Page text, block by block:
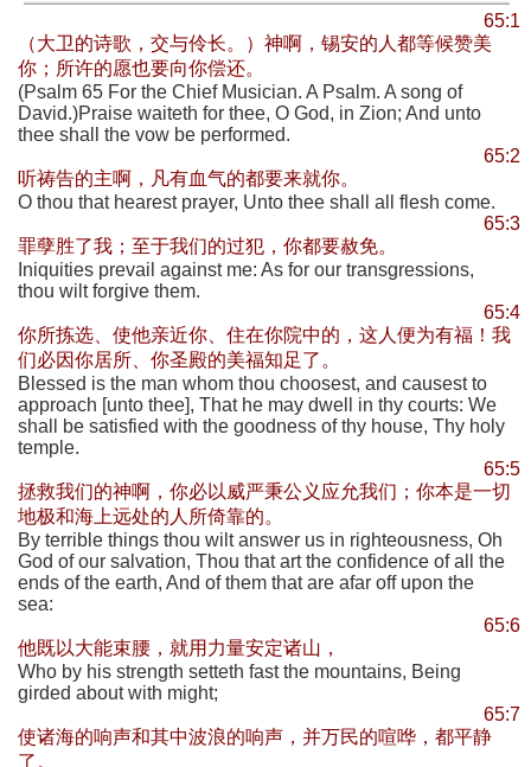
65:1
（大卫的诗歌，交与伶长。）神啊，锡安的人都等候赞美
你；所许的愿也要向你偿还。
(Psalm 65 For the Chief Musician. A Psalm. A song of
David.)Praise waiteth for thee, O God, in Zion; And unto
thee shall the vow be performed.
65:2
听祷告的主啊，凡有血气的都要来就你。
O thou that hearest prayer, Unto thee shall all flesh come.
65:3
罪孽胜了我；至于我们的过犯，你都要赦免。
Iniquities prevail against me: As for our transgressions,
thou wilt forgive them.
65:4
你所拣选、使他亲近你、住在你院中的，这人便为有福！我
们必因你居所、你圣殿的美福知足了。
Blessed is the man whom thou choosest, and causest to
approach [unto thee], That he may dwell in thy courts: We
shall be satisfied with the goodness of thy house, Thy holy
temple.
65:5
拯救我们的神啊，你必以威严秉公义应允我们；你本是一切
地极和海上远处的人所倚靠的。
By terrible things thou wilt answer us in righteousness, Oh
God of our salvation, Thou that art the confidence of all the
ends of the earth, And of them that are afar off upon the
sea:
65:6
他既以大能束腰，就用力量安定诸山，
Who by his strength setteth fast the mountains, Being
girded about with might;
65:7
使诸海的响声和其中波浪的响声，并万民的喧哗，都平静
了。